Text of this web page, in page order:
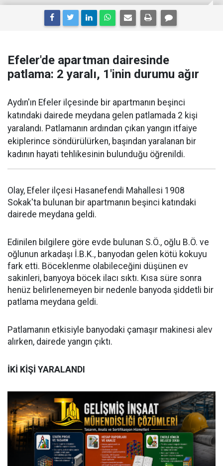
Efeler'de apartman dairesinde
patlama: 2 yaralı, 1'inin durumu ağır
Aydın'ın Efeler ilçesinde bir apartmanın beşinci
katındaki dairede meydana gelen patlamada 2 kişi
yaralandı. Patlamanın ardından çıkan yangın itfaiye
ekiplerince söndürülürken, başından yaralanan bir
kadının hayati tehlikesinin bulunduğu öğrenildi.
Olay, Efeler ilçesi Hasanefendi Mahallesi 1908
Sokak'ta bulunan bir apartmanın beşinci katındaki
dairede meydana geldi.
Edinilen bilgilere göre evde bulunan S.Ö., oğlu B.Ö. ve
oğlunun arkadaşı İ.B.K., banyodan gelen kötü kokuyu
fark etti. Böceklenme olabileceğini düşünen ev
sakinleri, banyoya böcek ilacı sıktı. Kısa süre sonra
henüz belirlenemeyen bir nedenle banyoda şiddetli bir
patlama meydana geldi.
Patlamanın etkisiyle banyodaki çamaşır makinesi alev
alırken, dairede yangın çıktı.
İKİ KİŞİ YARALANDI